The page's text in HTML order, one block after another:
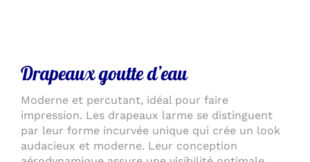
Drapeaux goutte d’eau
Moderne et percutant, idéal pour faire
impression. Les drapeaux larme se distinguent
par leur forme incurvée unique qui crée un look
audacieux et moderne. Leur conception